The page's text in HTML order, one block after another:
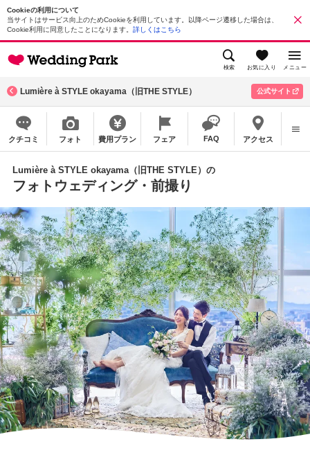
Cookieの利用について
当サイトはサービス向上のためCookieを利用しています。以降ページ遷移した場合は、
Cookie利用に同意したことになります。 詳しくはこちら
検索 お気に入り メニュー
Lumière à STYLE okayama（旧THE STYLE） 公式サイト
クチコミ フォト 費用プラン フェア FAQ アクセス
Lumière à STYLE okayama（旧THE STYLE）の
フォトウェディング・前撮り